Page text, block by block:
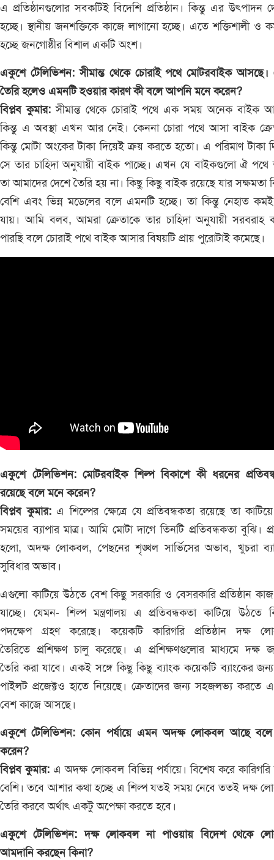
এ প্রতিষ্ঠানগুলোর সবকটিই বিদেশি প্রতিষ্ঠান। কিন্তু এর উৎপাদন
হচ্ছে। স্থানীয় জনশক্তিকে কাজে লাগানো হচ্ছে। এতে শক্তিশালী ও
হচ্ছে জনগোষ্ঠীর বিশাল একটি অংশ।
একুশে টেলিভিশন: সীমান্ত থেকে চোরাই পথে মোটরবাইক আসছে।
তৈরি হলেও এমনটি হওয়ার কারণ কী বলে আপনি মনে করেন?
বিপ্লব কুমার: সীমান্ত থেকে চোরাই পথে এক সময় অনেক বাইক
কিন্তু এ অবস্থা এখন আর নেই। কেননা চোরা পথে আসা বাইক
কিন্তু মোটা অংকের টাকা দিয়েই ক্রয় করতে হতো। এ পরিমাণ টাকা
সে তার চাহিদা অনুযায়ী বাইক পাচ্ছে। এখন যে বাইকগুলো ঐ
তা আমাদের দেশে তৈরি হয় না। কিছু কিছু বাইক রয়েছে যার সক্ষমতা
বেশি এবং ভিন্ন মডেলের বলে এমনটি হচ্ছে। তা কিন্তু নেহাত
যায়। আমি বলব, আমরা ক্রেতাকে তার চাহিদা অনুযায়ী সরবরাহ
পারছি বলে চোরাই পথে বাইক আসার বিষয়টি প্রায় পুরোটাই কমেছে।
একুশে টেলিভিশন: মোটরবাইক শিল্প বিকাশে কী ধরনের
রয়েছে বলে মনে করেন?
বিপ্লব কুমার:এ শিল্পের ক্ষেত্রে যে প্রতিবন্ধকতা রয়েছে তা
সময়ের ব্যাপার মাত্র। আমি মোটা দাগে তিনটি প্রতিবন্ধকতা বুঝি।
হলো, অদক্ষ লোকবল, পেছনের শৃঙ্খল সার্ভিসের অভাব, খুচরা
সুবিধার অভাব।
এগুলো কাটিয়ে উঠতে বেশ কিছু সরকারি ও বেসরকারি প্রতিষ্ঠান
যাচ্ছে। যেমন- শিল্প মন্ত্রণালয় এ প্রতিবন্ধকতা কাটিয়ে উঠতে
পদক্ষেপ গ্রহণ করেছে। কয়েকটি কারিগরি প্রতিষ্ঠান দক্ষ
তৈরিতে প্রশিক্ষণ চালু করেছে। এ প্রশিক্ষণগুলোর মাধ্যমে দক্ষ
তৈরি করা যাবে। একই সঙ্গে কিছু কিছু ব্যাংক কয়েকটি ব্যাংকের
পাইলট প্রজেক্টও হাতে নিয়েছে। ক্রেতাদের জন্য সহজলভ্য করতে
বেশ কাজে আসছে।
একুশে টেলিভিশন: কোন পর্যায়ে এমন অদক্ষ লোকবল আছে
করেন?
বিপ্লব কুমার: এ অদক্ষ লোকবল বিভিন্ন পর্যায়ে। বিশেষ করে কারিগরি
বেশি। তবে আশার কথা হচ্ছে এ শিল্প যতই সময় নেবে ততই দক্ষ
তৈরি করবে অর্থাৎ একটু অপেক্ষা করতে হবে।
একুশে টেলিভিশন: দক্ষ লোকবল না পাওয়ায় বিদেশ থেকে
আমদানি করছেন কিনা?